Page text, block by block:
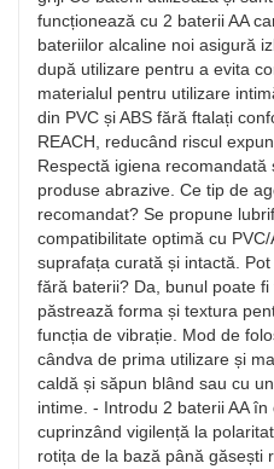
funcționează cu 2 baterii AA
bateriilor alcaline noi asigură
după utilizare pentru a evita
materialul pentru utilizare
din PVC și ABS fără ftalați
REACH, reducând riscul
Respectă igiena
produse abrazive. Ce tip de
recomandat? Se propune
compatibilitate optimă cu
suprafața curată și intactă.
fără baterii? Da, bunul poate
păstrează forma și textura
funcția de vibrație. Mod de
cândva de prima utilizare și
caldă și săpun blând sau cu
intime. - Introdu 2 baterii AA
cuprinzând vigilență la
rotița de la bază până găsești